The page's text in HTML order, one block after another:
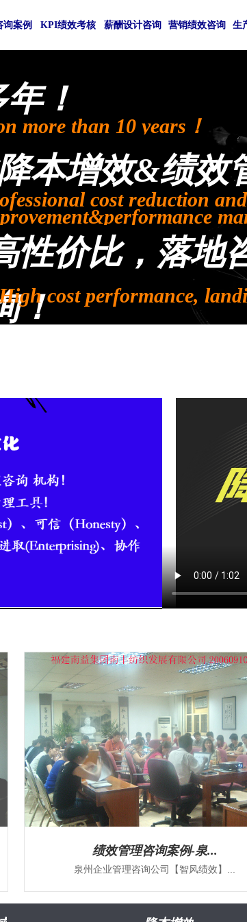
询案例 KPI绩效考核 薪酬设计咨询 营销绩效咨询 生
本增效&绩效
cost reduction
性价比，落地
！cost performance,
！
more than 10 years！
绩效管理咨询案例-泉...
泉州企业管理咨询公司【智风绩效】...